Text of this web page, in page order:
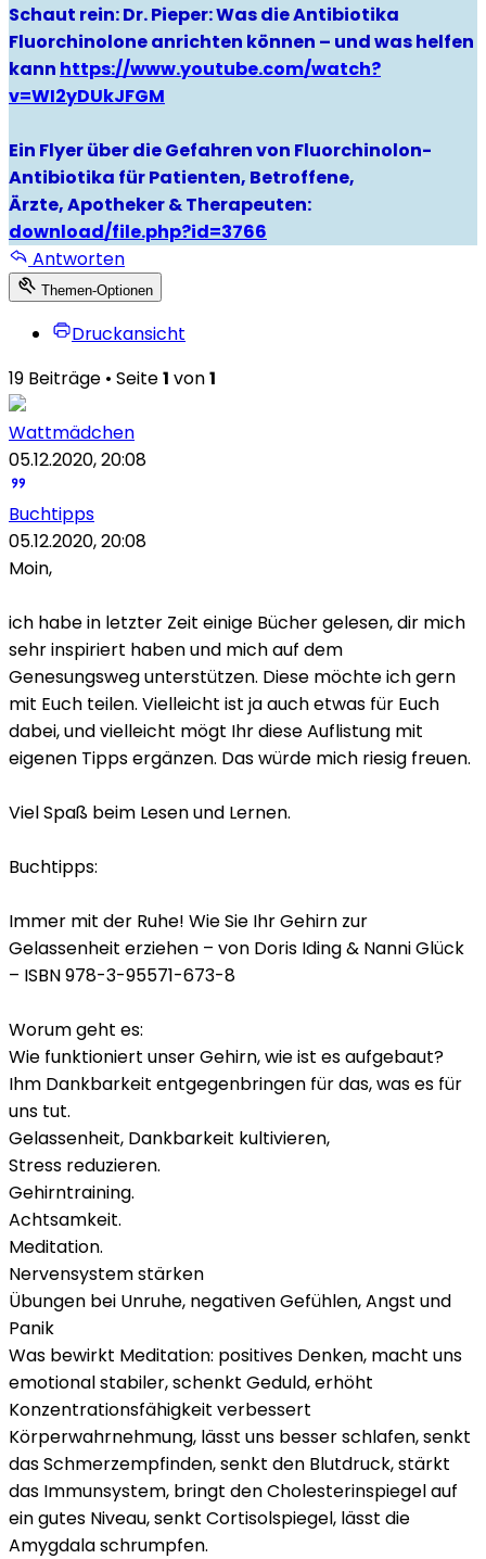
Schaut rein: Dr. Pieper: Was die Antibiotika
Fluorchinolone anrichten können – und was helfen
kann https://www.youtube.com/watch?
v=WI2yDUkJFGM
Ein Flyer über die Gefahren von Fluorchinolon-
Antibiotika für Patienten, Betroffene,
Ärzte, Apotheker & Therapeuten:
download/file.php?id=3766
Antworten
Themen-Optionen
Druckansicht
19 Beiträge • Seite1 von1
Wattmädchen
05.12.2020, 20:08
Buchtipps
05.12.2020, 20:08
Moin,
ich habe in letzter Zeit einige Bücher gelesen, dir mich
sehr inspiriert haben und mich auf dem
Genesungsweg unterstützen. Diese möchte ich gern
mit Euch teilen. Vielleicht ist ja auch etwas für Euch
dabei, und vielleicht mögt Ihr diese Auflistung mit
eigenen Tipps ergänzen. Das würde mich riesig freuen.
Viel Spaß beim Lesen und Lernen.
Buchtipps:
Immer mit der Ruhe! Wie Sie Ihr Gehirn zur
Gelassenheit erziehen – von Doris Iding & Nanni Glück
– ISBN 978-3-95571-673-8
Worum geht es:
Wie funktioniert unser Gehirn, wie ist es aufgebaut?
Ihm Dankbarkeit entgegenbringen für das, was es für
uns tut.
Gelassenheit, Dankbarkeit kultivieren,
Stress reduzieren.
Gehirntraining.
Achtsamkeit.
Meditation.
Nervensystem stärken
Übungen bei Unruhe, negativen Gefühlen, Angst und
Panik
Was bewirkt Meditation: positives Denken, macht uns
emotional stabiler, schenkt Geduld, erhöht
Konzentrationsfähigkeit verbessert
Körperwahrnehmung, lässt uns besser schlafen, senkt
das Schmerzempfinden, senkt den Blutdruck, stärkt
das Immunsystem, bringt den Cholesterinspiegel auf
ein gutes Niveau, senkt Cortisolspiegel, lässt die
Amygdala schrumpfen.